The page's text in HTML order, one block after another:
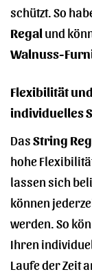
schützt. So
Regal und
Walnuss-
Flexibilität
individuelles
DasString
hohe
lassen sich
können
werden. So
Ihren
Laufe der Zeit